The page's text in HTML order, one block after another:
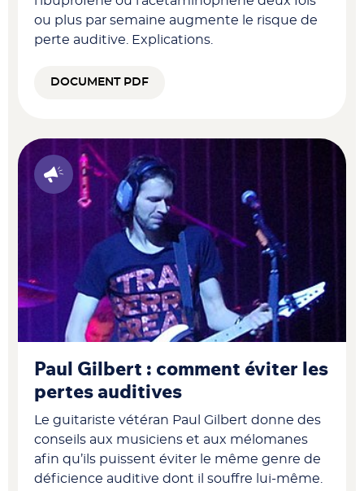
ou plus par semaine augmente le risque de
perte auditive. Explications.
DOCUMENT PDF
Paul Gilbert : comment éviter les
pertes auditives
Le guitariste vétéran Paul Gilbert donne des
conseils aux musiciens et aux mélomanes
afin qu’ils puissent éviter le même genre de
déficience auditive dont il souffre lui-même.